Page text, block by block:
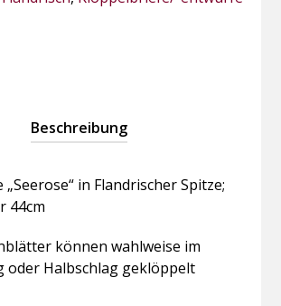
Beschreibung
„Seerose“ in Flandrischer Spitze;
44cm
können wahlweise im
oder Halbschlag geklöppelt